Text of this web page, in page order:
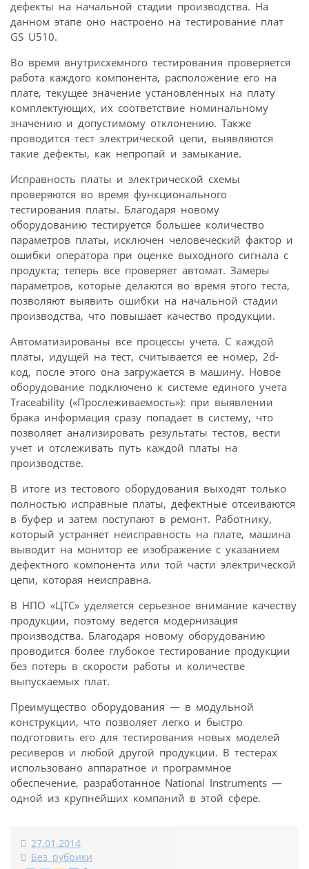
дефекты на начальной стадии производства. На
данном этапе оно настроено на тестирование плат
GS U510.
Во время внутрисхемного тестирования проверяется
работа каждого компонента, расположение его на
плате, текущее значение установленных на плату
комплектующих, их соответствие номинальному
значению и допустимому отклонению. Также
проводится тест электрической цепи, выявляются
такие дефекты, как непропай и замыкание.
Исправность платы и электрической схемы
проверяются во время функционального
тестирования платы. Благодаря новому
оборудованию тестируется большее количество
параметров платы, исключен человеческий фактор и
ошибки оператора при оценке выходного сигнала с
продукта; теперь все проверяет автомат. Замеры
параметров, которые делаются во время этого теста,
позволяют выявить ошибки на начальной стадии
производства, что повышает качество продукции.
Автоматизированы все процессы учета. С каждой
платы, идущей на тест, считывается ее номер, 2d-
код, после этого она загружается в машину. Новое
оборудование подключено к системе единого учета
Traceability («Прослеживаемость»): при выявлении
брака информация сразу попадает в систему, что
позволяет анализировать результаты тестов, вести
учет и отслеживать путь каждой платы на
производстве.
В итоге из тестового оборудования выходят только
полностью исправные платы, дефектные отсеиваются
в буфер и затем поступают в ремонт. Работнику,
который устраняет неисправность на плате, машина
выводит на монитор ее изображение с указанием
дефектного компонента или той части электрической
цепи, которая неисправна.
В НПО «ЦТС» уделяется серьезное внимание качеству
продукции, поэтому ведется модернизация
производства. Благодаря новому оборудованию
проводится более глубокое тестирование продукции
без потерь в скорости работы и количестве
выпускаемых плат.
Преимущество оборудования — в модульной
конструкции, что позволяет легко и быстро
подготовить его для тестирования новых моделей
ресиверов и любой другой продукции. В тестерах
использовано аппаратное и программное
обеспечение, разработанное National Instruments —
одной из крупнейших компаний в этой сфере.
27.01.2014
Без рубрики